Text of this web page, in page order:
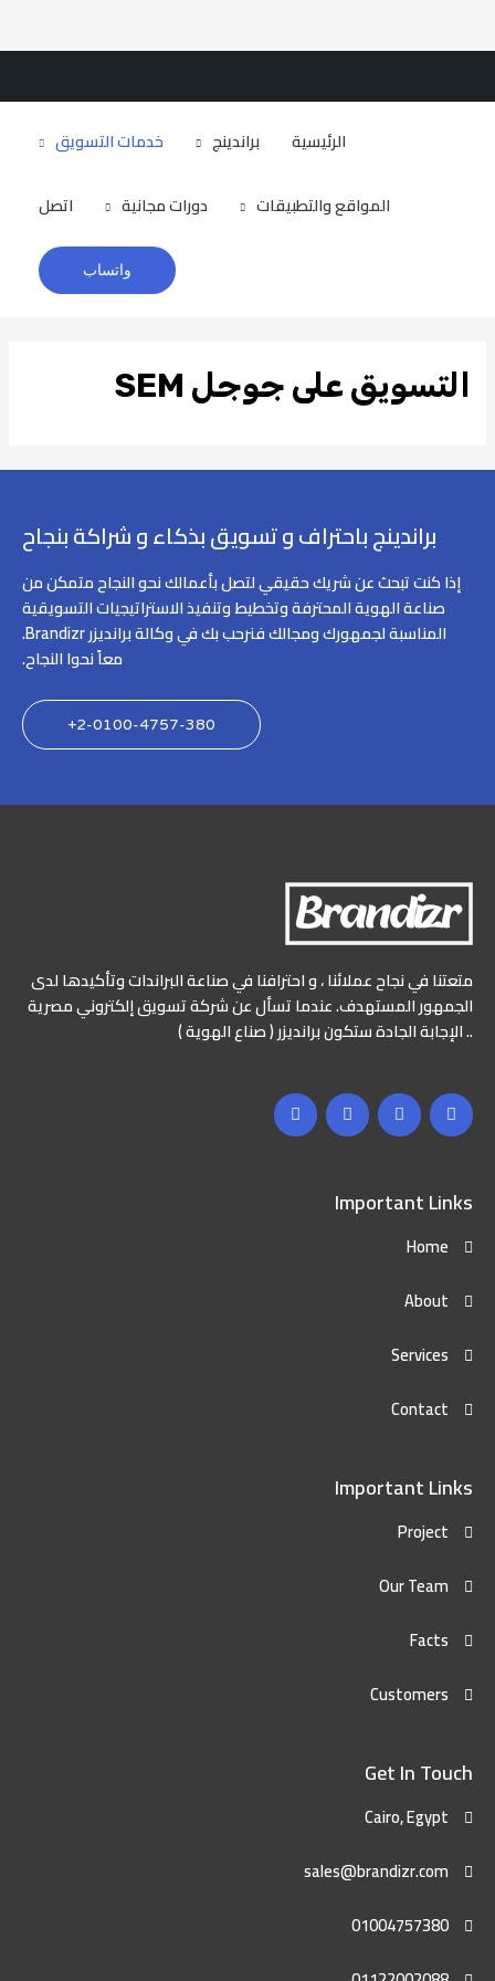
Brandizr
الرئيسية براندينج خدمات التسويق
المواقع والتطبيقات دورات مجانية اتصل
واتساب
التسويق على جوجل SEM
براندينج باحتراف و تسويق بذكاء و شراكة بنجاح
إذا كنت تبحث عن شريك حقيقي لتصل بأعمالك نحو النجاح متمكن من
صناعة الهوية المحترفة وتخطيط وتنفيذ الاستراتيجيات التسويقية
المناسبة لجمهورك ومجالك فنرحب بك في وكالة برانديزر Brandizr.
معاً نحوا النجاح.
2-0100-4757-380+
متعتنا في نجاح عملائنا ، و احترافنا في صناعة البراندات وتأكيدها لدى
الجمهور المستهدف. عندما تسأل عن شركة تسويق إلكتروني مصرية
.. الإجابة الجادة ستكون برانديزر ( صناع الهوية )
Important Links
Home
About
Services
Contact
Important Links
Project
Our Team
Facts
Customers
Get In Touch
Cairo, Egypt
sales@brandizr.com
01004757380